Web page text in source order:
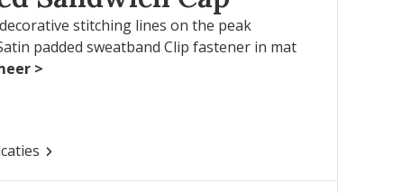
stitching lines on the peak
padded sweatband Clip fastener in mat